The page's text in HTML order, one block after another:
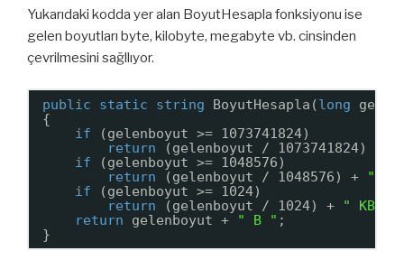
Yukarıdaki kodda yer alan BoyutHesapla fonksiyonu ise
gelen boyutları byte, kilobyte, megabyte vb. cinsinden
çevrilmesini sağllıyor.
public static string BoyutHesapla(long
{
if
(gelenboyut >= 1073741824)
return
(gelenboyut / 1073741824) +
if
(gelenboyut >= 1048576)
return
(gelenboyut / 1048576) +
"
if
(gelenboyut >= 1024)
return
(gelenboyut / 1024) + " KB "
return
gelenboyut + " B " ;
}